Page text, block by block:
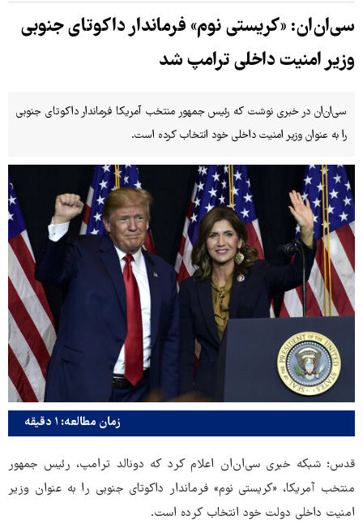
سی‌ان‌ان: «کریستی نوم» فرماندار داکوتای جنوبی
وزیر امنیت داخلی ترامپ شد
سی‌ان‌ان در خبری نوشت که رئیس جمهور منتخب آمریکا فرماندار داکوتای جنوبی
را به عنوان وزیر امنیت داخلی خود انتخاب کرده است.
زمان مطالعه: ۱ دقیقه
قدس؛ شبکه خبری سی‌ان‌ان اعلام کرد که دونالد ترامپ، رئیس جمهور
منتخب آمریکا، «کریستی نوم» فرماندار داکوتای جنوبی را به عنوان وزیر
امنیت داخلی دولت خود انتخاب کرده است.